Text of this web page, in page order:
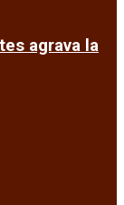
agrava la